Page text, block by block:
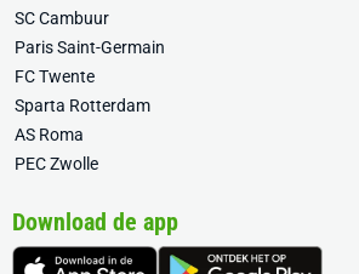
SC Cambuur
Paris Saint-Germain
FC Twente
Sparta Rotterdam
AS Roma
PEC Zwolle
Download de app